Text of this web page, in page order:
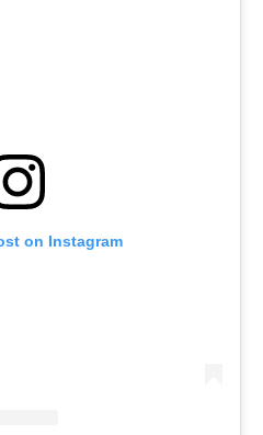
on Instagram